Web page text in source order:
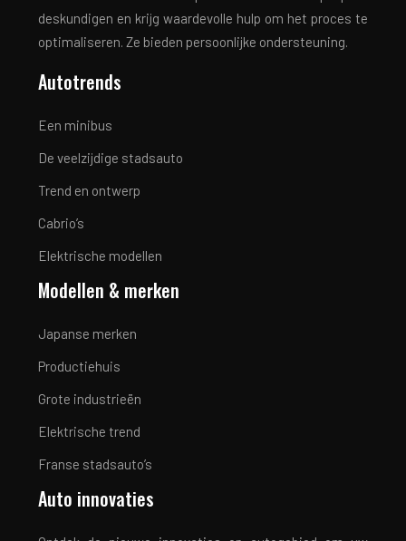
deskundigen en krijg waardevolle hulp om het proces te
optimaliseren. Ze bieden persoonlijke ondersteuning.
Autotrends
Een minibus
De veelzijdige stadsauto
Trend en ontwerp
Cabrio’s
Elektrische modellen
Modellen & merken
Japanse merken
Productiehuis
Grote industrieën
Elektrische trend
Franse stadsauto’s
Auto innovaties